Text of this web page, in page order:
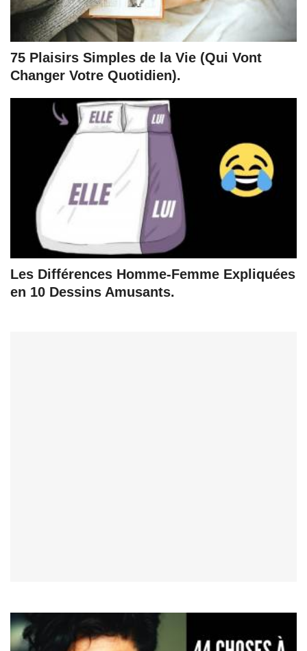
75 Plaisirs Simples de la Vie (Qui Vont
Changer Votre Quotidien).
Les Différences Homme-Femme Expliquées
en 10 Dessins Amusants.